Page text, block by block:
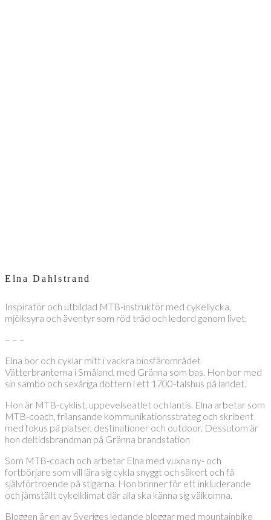
Elna Dahlstrand
Inspiratör och utbildad MTB-instruktör med cykellycka,
mjölksyra och äventyr som röd tråd och ledord genom livet.
– – –
Elna bor och cyklar mitt i vackra biosfärområdet
Vätterbranterna i Småland, med Gränna som bas. Hon bor med
sin sambo och sexåriga dottern i ett 1700-talshus på landet.
Hon är MTB-cyklist, uppevelseatlet och lantis. Elna arbetar som
MTB-coach, frilansande kommunikationsstrateg och skribent
med fokus på platser, destinationer och outdoor. Dessutom är
hon deltidsbrandman på Gränna brandstation
Som MTB-coach och arbetar Elna med vuxna ny- och
fortbörjare som vill lära sig cykla snyggt och säkert och få
självförtroende på stigarna. Hon brinner för ett inkluderande
och jämställt cykelklimat där alla ska känna sig välkomna.
Bloggen är en av Sveriges ledande bloggar med mountainbike